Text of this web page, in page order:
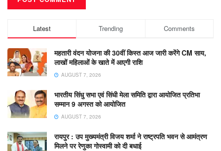
Latest Trending Comments
महतारी वंदन योजना की 30वीं किस्त आज जारी करेंगे CM साय,
लाखों महिलाओं के खाते में आएगी राशि
AUGUST 7, 2026
भारतीय सिंधु सभा एवं सिंधी मेला समिति द्वारा आयोजित प्रतिभा
सम्मान 9 अगस्त को आयोजित
AUGUST 7, 2026
रायपुर : उप मुख्यमंत्री विजय शर्मा ने राष्ट्रपति भवन से आमंत्रण
मिलने पर रेणुका गोस्वामी को दी बधाई